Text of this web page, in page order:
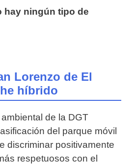
hay ningún tipo de
Lorenzo de El
híbrido
de la DGT
del parque móvil
discriminar positivamente
respetuosos con el